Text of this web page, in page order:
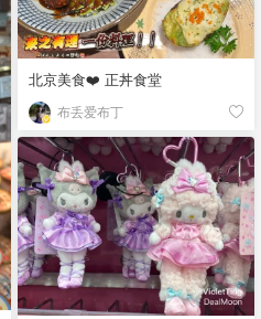
北京美食❤️ 正丼食堂
布丢爱布丁